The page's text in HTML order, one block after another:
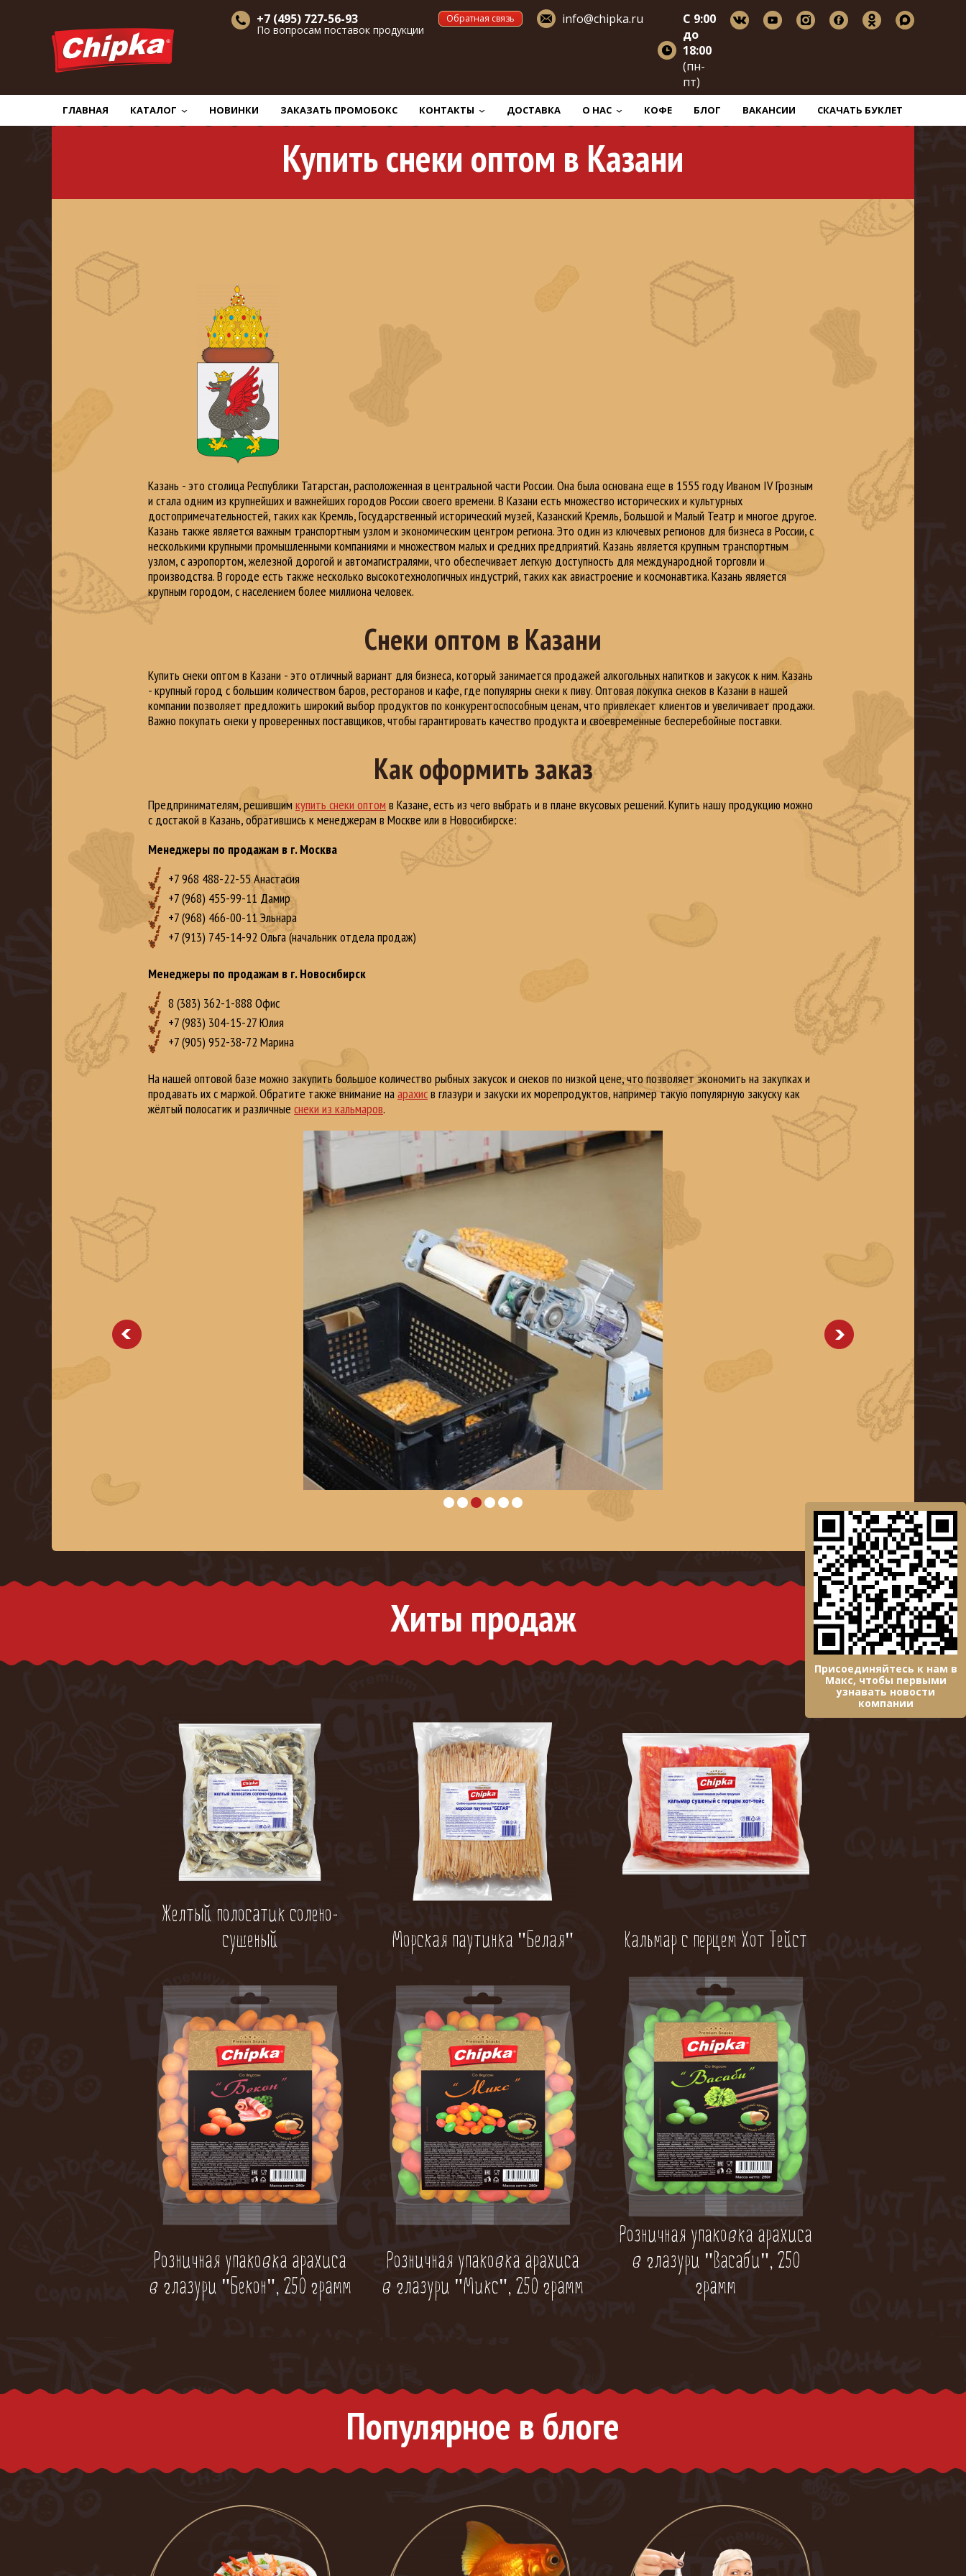
+7 (495) 727-56-93
По вопросам поставок продукции
Обратная связь info@chipka.ru
C 9:00
до
18:00
(пн-
пт)
ГЛАВНАЯ КАТАЛОГ НОВИНКИ ЗАКАЗАТЬ ПРОМОБОКС КОНТАКТЫ ДОСТАВКА О НАС КОФЕ БЛОГ ВАКАНСИИ СКАЧАТЬ БУКЛЕТ
Присоединяйтесь к нам в
Макс, чтобы первыми
узнавать новости
компании
Главная Новости Купить снеки оптом в Казани
Купить снеки оптом в Казани
Казань - это столица Республики Татарстан, расположенная в центральной части России. Она была основана еще в 1555 году Иваном IV Грозным
и стала одним из крупнейших и важнейших городов России своего времени. В Казани есть множество исторических и культурных
достопримечательностей, таких как Кремль, Государственный исторический музей, Казанский Кремль, Большой и Малый Театр и многое другое.
Казань также является важным транспортным узлом и экономическим центром региона. Это один из ключевых регионов для бизнеса в России, с
несколькими крупными промышленными компаниями и множеством малых и средних предприятий. Казань является крупным транспортным
узлом, с аэропортом, железной дорогой и автомагистралями, что обеспечивает легкую доступность для международной торговли и
производства. В городе есть также несколько высокотехнологичных индустрий, таких как авиастроение и космонавтика. Казань является
крупным городом, с населением более миллиона человек.
Снеки оптом в Казани
Купить снеки оптом в Казани - это отличный вариант для бизнеса, который занимается продажей алкогольных напитков и закусок к ним. Казань
- крупный город с большим количеством баров, ресторанов и кафе, где популярны снеки к пиву. Оптовая покупка снеков в Казани в нашей
компании позволяет предложить широкий выбор продуктов по конкурентоспособным ценам, что привлекает клиентов и увеличивает продажи.
Важно покупать снеки у проверенных поставщиков, чтобы гарантировать качество продукта и своевременные бесперебойные поставки.
Как оформить заказ
Предпринимателям, решившим купить снеки оптом в Казане, есть из чего выбрать и в плане вкусовых решений. Купить нашу продукцию можно
с достакой в Казань, обратившись к менеджерам в Москве или в Новосибирске:
Менеджеры по продажам в г. Москва
+7 968 488-22-55 Анастасия‭
+7 (968) 455-99-11‬ Дамир
‭+7 (968) 466-00-11‬ Эльнара
+7 (913) 745-14-92 Ольга (начальник отдела продаж)
Менеджеры по продажам в г. Новосибирск
8 (383) 362-1-888 Офис
+7 (983) 304-15-27 Юлия
+7 (905) 952-38-72 Марина
На нашей оптовой базе можно закупить большое количество рыбных закусок и снеков по низкой цене, что позволяет экономить на закупках и
продавать их с маржой. Обратите также внимание наарахисв глазури и закуски их морепродуктов, например такую популярную закуску как
жёлтый полосатик и различные снеки из кальмаров.
Хиты продаж
Желтый полосатик солено-
сушеный
Морская паутинка "Белая" Кальмар с перцем Хот Тейст
Розничная упаковка арахиса
в глазури "Бекон", 250 грамм
Розничная упаковка арахиса
в глазури "Микс", 250 грамм
Розничная упаковка арахиса
в глазури "Васаби", 250
грамм
Популярное в блоге